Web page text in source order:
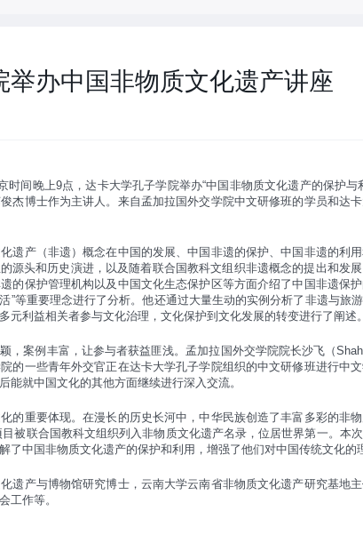
举办中国非物质文化遗产讲座
时间晚上9点，达卡大学孔子学院举办“中国非物质文化遗产的保护
杰博士作为主讲人。来自孟加拉国外交学院中文研修班的学员和达
遗产（非遗）概念在中国的发展、中国非遗的保护、中国非遗的利
源头和历史演进，以及随着联合国教科文组织非遗概念的提出和发
的保护管理机构以及中国文化生态保护区等方面介绍了中国非遗保
”等重要理念进行了分析。他还通过大量生动的实例分析了非遗与旅
元利益相关者参与文化治理，文化保护到文化发展的转变进行了阐述
，案例丰富，让参与者获益匪浅。孟加拉国外交学院院长沙飞（
的一些青年外交官正在达卡大学孔子学院组织的中文研修班进行中
能就中国文化的其他方面继续进行深入交流。
的重要体现。在漫长的历史长河中，中华民族创造了丰富多彩的非
被联合国教科文组织列入非物质文化遗产名录，位居世界第一。本
了中国非物质文化遗产的保护和利用，增强了他们对中国传统文化的
遗产与博物馆研究博士，云南大学云南省非物质文化遗产研究基地
工作等。